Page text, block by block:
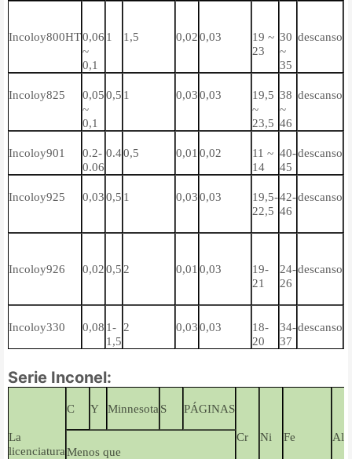
Incoloy800HT0,06
~
0,1
1 1,5 0,02 0,03
19 ~
23
30
~
35
descanso
Incoloy825
0,05
~
0,1
0,5 1 0,03 0,03
19,5
~
23,5
38
~
46
descanso
Incoloy901
0.2-
0.06
0.40,5 0,01 0,02
11 ~
14
40-
45
descanso
Incoloy925 0,03 0,5 1 0,03 0,03
19,5-
22,5
42-
46
descanso
Incoloy926 0,02 0,5 2 0,01 0,03
19-
21
24-
26
descanso
Incoloy330 0,08 1-
1,5
2 0,03 0,03
18-
20
34-
37
descanso
Serie Inconel:
La
licenciatura
C Y Minnesota S PÁGINAS
Cr Ni Fe
Al
Menos que